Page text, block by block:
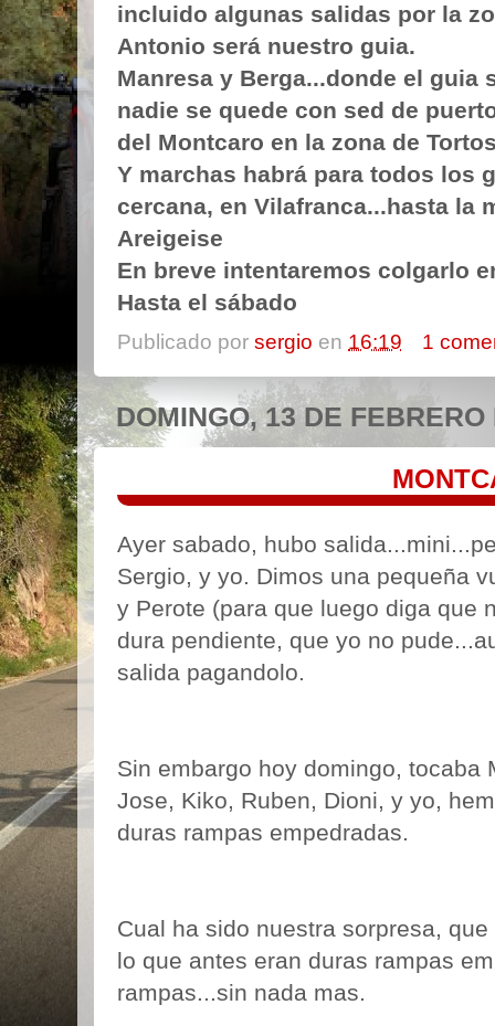
incluido algunas salidas por la
Antonio será nuestro guia.
Manresa y Berga...donde el guia
nadie se quede con sed de
del Montcaro en la zona de
Y marchas habrá para todos los
cercana, en Vilafranca...hasta la
Areigeise
En breve intentaremos colgarlo
Hasta el sábado
Publicado por sergio en 16:19 1
DOMINGO, 13 DE FEBRERO
Ayer sabado, hubo
Sergio, y yo. Dimos una pequeña
y Perote (para que luego diga que
dura pendiente, que yo no
salida pagandolo.
Sin embargo hoy domingo, tocaba
Jose, Kiko, Ruben, Dioni, y yo,
duras rampas empedradas.
Cual ha sido nuestra sorpresa,
lo que antes eran duras rampas
rampas...sin nada mas.